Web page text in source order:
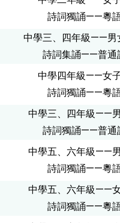
詩詞獨誦——粵
中學三、四年級——男
詩詞集誦——普通
中學四年級——女
詩詞獨誦——粵
中學三、四年級——
詩詞獨誦——普通
中學五、六年級——
詩詞獨誦——粵
中學五、六年級——
詩詞獨誦——粵